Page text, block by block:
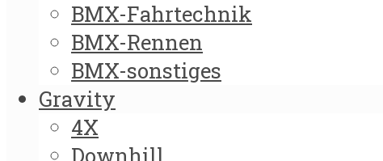
BMX-Fahrtechnik
BMX-Rennen
BMX-sonstiges
Gravity
4X
Downhill